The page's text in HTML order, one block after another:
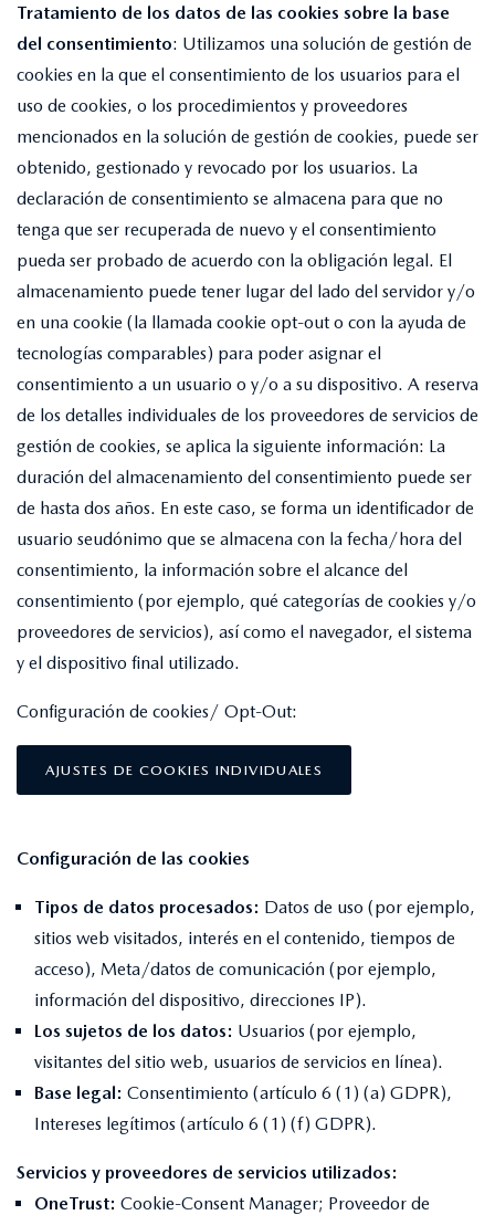
Tratamiento de los datos de las cookies sobre la base
del consentimiento: Utilizamos una solución de gestión de
cookies en la que el consentimiento de los usuarios para el
uso de cookies, o los procedimientos y proveedores
mencionados en la solución de gestión de cookies, puede ser
obtenido, gestionado y revocado por los usuarios. La
declaración de consentimiento se almacena para que no
tenga que ser recuperada de nuevo y el consentimiento
pueda ser probado de acuerdo con la obligación legal. El
almacenamiento puede tener lugar del lado del servidor y/o
en una cookie (la llamada cookie opt-out o con la ayuda de
tecnologías comparables) para poder asignar el
consentimiento a un usuario o y/o a su dispositivo. A reserva
de los detalles individuales de los proveedores de servicios de
gestión de cookies, se aplica la siguiente información: La
duración del almacenamiento del consentimiento puede ser
de hasta dos años. En este caso, se forma un identificador de
usuario seudónimo que se almacena con la fecha/hora del
consentimiento, la información sobre el alcance del
consentimiento (por ejemplo, qué categorías de cookies y/o
proveedores de servicios), así como el navegador, el sistema
y el dispositivo final utilizado.
Configuración de cookies/ Opt-Out:
AJUSTES DE COOKIES INDIVIDUALES
Configuración de las cookies
Tipos de datos procesados: Datos de uso (por ejemplo,
sitios web visitados, interés en el contenido, tiempos de
acceso), Meta/datos de comunicación (por ejemplo,
información del dispositivo, direcciones IP).
Los sujetos de los datos: Usuarios (por ejemplo,
visitantes del sitio web, usuarios de servicios en línea).
Base legal: Consentimiento (artículo 6 (1) (a) GDPR),
Intereses legítimos (artículo 6 (1) (f) GDPR).
Servicios y proveedores de servicios utilizados:
OneTrust: Cookie-Consent Manager; Proveedor de